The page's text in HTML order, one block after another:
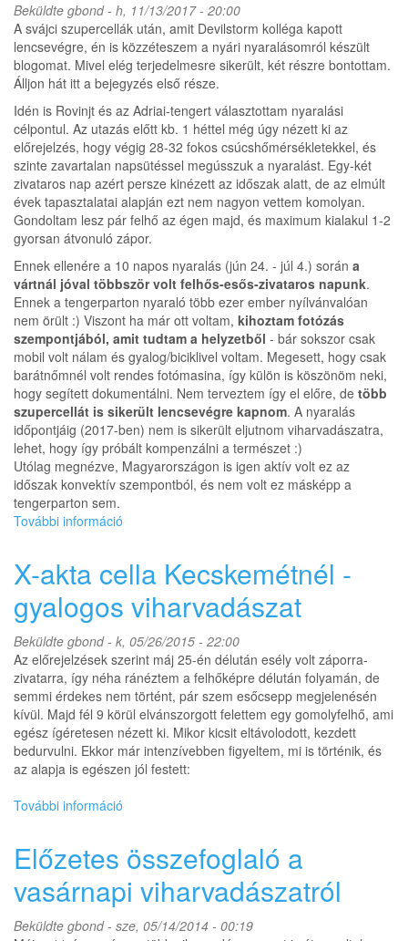
Beküldte gbond- h, 11/13/2017 - 20:00
A svájci szupercellák után, amit Devilstorm kolléga kapott
lencsevégre, én is közzéteszem a nyári nyaralásomról készült
blogomat. Mivel elég terjedelmesre sikerült, két részre bontottam.
Álljon hát itt a bejegyzés első része.
Idén is Rovinjt és az Adriai-tengert választottam nyaralási
célpontul. Az utazás előtt kb. 1 héttel még úgy nézett ki az
előrejelzés, hogy végig 28-32 fokos csúcshőmérsékletekkel, és
szinte zavartalan napsütéssel megússzuk a nyaralást. Egy-két
zivataros nap azért persze kinézett az időszak alatt, de az elmúlt
évek tapasztalatai alapján ezt nem nagyon vettem komolyan.
Gondoltam lesz pár felhő az égen majd, és maximum kialakul 1-2
gyorsan átvonuló zápor.
Ennek ellenére a 10 napos nyaralás (jún 24. - júl 4.) során a
vártnál jóval többször volt felhős-esős-zivataros napunk.
Ennek a tengerparton nyaraló több ezer ember nyílvánvalóan
nem örült :) Viszont ha már ott voltam, kihoztam fotózás
szempontjából, amit tudtam a helyzetből - bár sokszor csak
mobil volt nálam és gyalog/biciklivel voltam. Megesett, hogy csak
barátnőmnél volt rendes fotómasina, így külön is köszönöm neki,
hogy segített dokumentálni. Nem terveztem így el előre, de több
szupercellát is sikerült lencsevégre kapnom. A nyaralás
időpontjáig (2017-ben) nem is sikerült eljutnom viharvadászatra,
lehet, hogy így próbált kompenzálni a természet :)
Utólag megnézve, Magyarországon is igen aktív volt ez az
időszak konvektív szempontból, és nem volt ez másképp a
tengerparton sem.
További információ
viharvadászattal
megspékelve
kapcsolatosan
X-akta cella Kecskemétnél -
gyalogos viharvadászat
Beküldte gbond- k, 05/26/2015 - 22:00
Az előrejelzések szerint máj 25-én délután esély volt záporra-
zivatarra, így néha ránéztem a felhőképre délután folyamán, de
semmi érdekes nem történt, pár szem esőcsepp megjelenésén
kívül. Majd fél 9 körül elvánszorgott felettem egy gomolyfelhő, ami
egész ígéretesen nézett ki. Mikor kicsit eltávolodott, kezdett
bedurvulni. Ekkor már intenzívebben figyeltem, mi is történik, és
az alapja is egészen jól festett:
További információ
Kecskemétnél
gyalogos
tartalommal
Előzetes összefoglaló a
vasárnapi viharvadászatról
Beküldte gbond- sze, 05/14/2014 - 00:19